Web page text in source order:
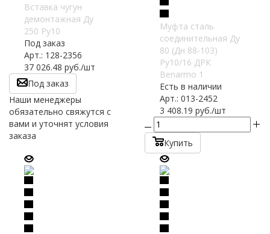
Вставка чугун
демонтажная Ду
250 Ру10
Под заказ
Арт.: 128-2356
37 026.48 руб./шт
Под заказ
Наши менеджеры
обязательно свяжутся с
вами и уточнят условия
заказа
Муфта сталь
соединительная Ду
80 (Дн 88-103)
Ру10/16 ДРК
Benarmo 1
Есть в наличии
Арт.: 013-2452
3 408.19 руб./шт
Купить